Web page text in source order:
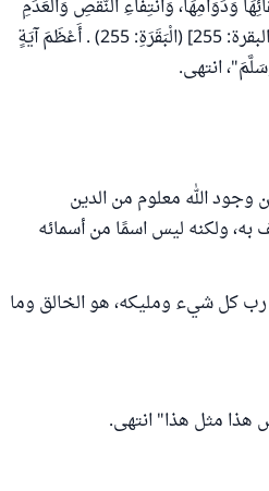
وَدَوَامِهَا، وَانْتِفَاءِ النَّقْصِ وَالْعَدَمِ
[البقرة: 255] (الْبَقَرَةِ: 255) . أَعْظَمَ آيَةٍ
انتهى.
الله معلوم من الدين
ولكنه ليس اسمًا من أسمائه
كل شيء ومليكه، هو الخالق وما
هذا مثل هذا" انتهى.